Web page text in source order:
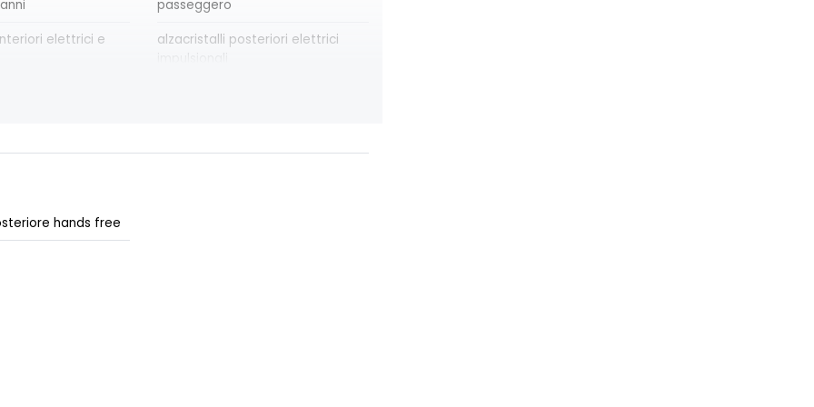
passeggero
elettrici e
alzacristalli posteriori elettrici
bagagliaio
hands free